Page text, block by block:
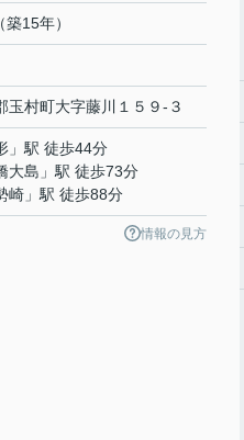
15年）
玉村町大字藤川 １５９-３
」駅 徒歩44分
大島 」駅 徒歩73分
崎 」駅 徒歩88分
情報の見方